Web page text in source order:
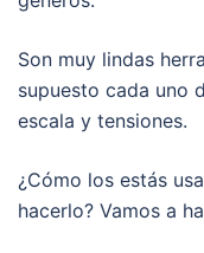
Son muy lindas
supuesto cada uno
escala y tensiones.
¿Cómo los estás
hacerlo? Vamos a